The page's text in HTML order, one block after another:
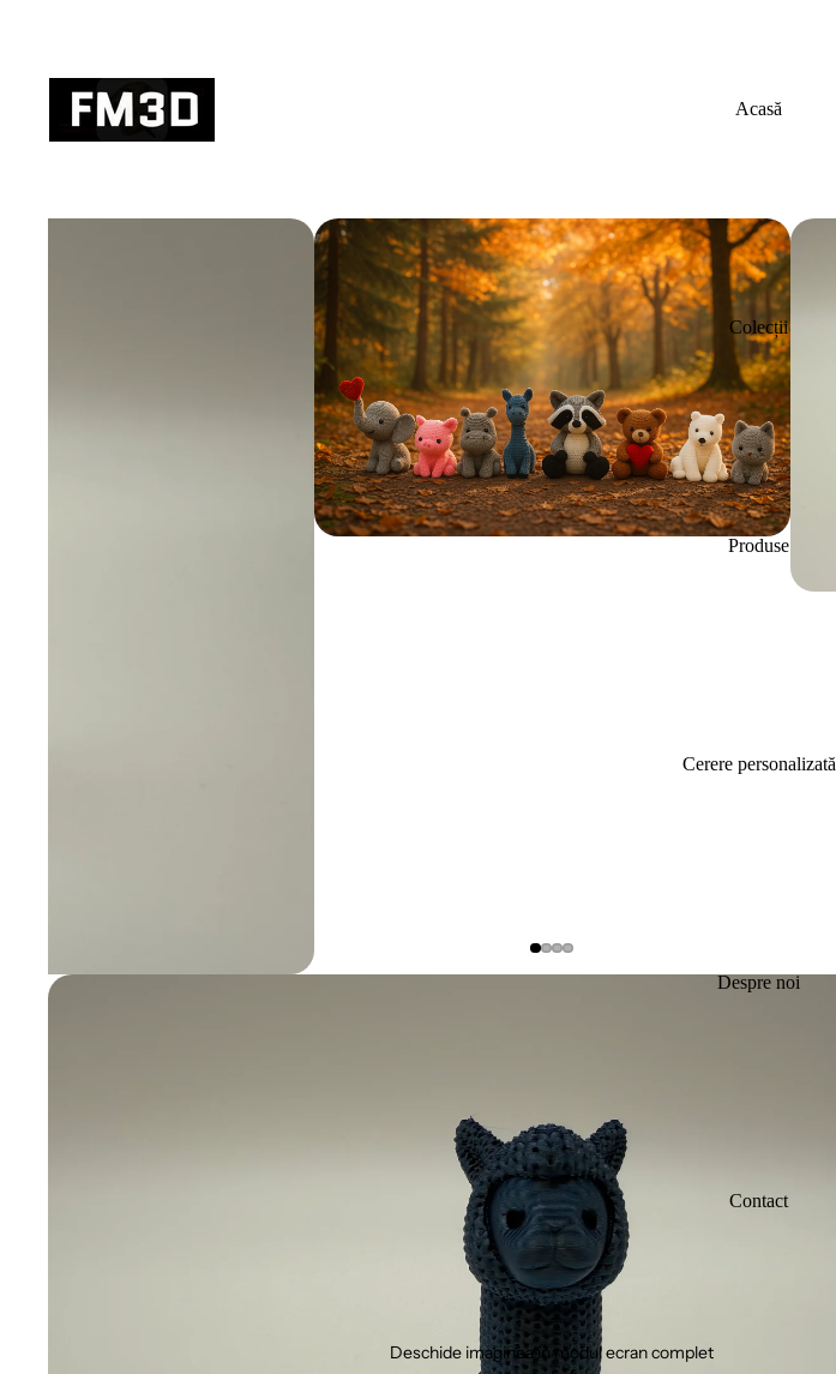
Acasă
Colecții
Produse
Cerere personalizată
Despre noi
Contact
Deschide imaginea în modul ecran complet